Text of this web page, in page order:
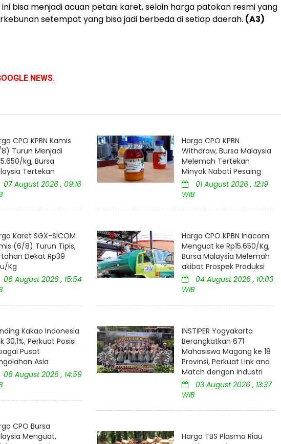
ini bisa menjadi acuan petani karet, selain harga patokan resmi yang
setempat yang bisa jadi berbeda di setiap daerah. (A3)
NEWS.
CPO KPBN Kamis
Turun Menjadi
kg, Bursa
Tertekan
07 August 2026 , 09:16
Karet SGX-SICOM
(6/8) Turun Tipis,
Dekat Rp39
Kg
06 August 2026 , 15:54
Kakao Indonesia
30,1%, Perkuat Posisi
Pusat
Asia
06 August 2026 , 14:59
CPO Bursa
Menguat,
Harga CPO KPBN
Withdraw, Bursa Malaysia
Melemah Tertekan
Minyak Nabati Pesaing
01 August 2026 , 12:19
WIB
Harga CPO KPBN Inacom
Menguat ke Rp15.650/Kg,
Bursa Malaysia Melemah
akibat Prospek Produksi
04 August 2026 , 10:03
WIB
INSTIPER Yogyakarta
Berangkatkan 671
Mahasiswa Magang ke 18
Provinsi, Perkuat Link and
Match dengan Industri
03 August 2026 , 13:37
WIB
Harga TBS Plasma Riau